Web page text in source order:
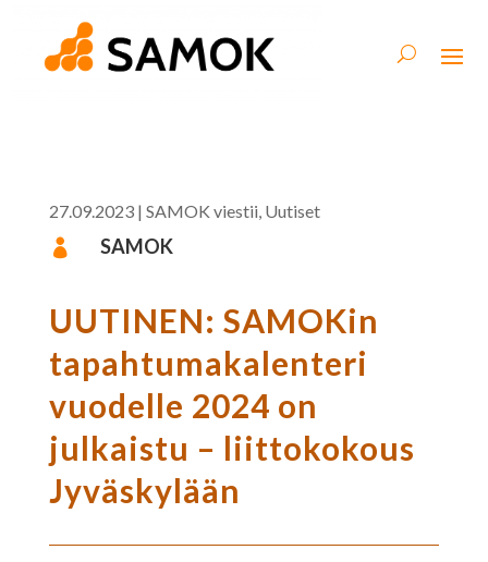
27.09.2023| SAMOK viestii, Uutiset
 SAMOK
UUTINEN: SAMOKin
tapahtumakalenteri
vuodelle 2024 on
julkaistu – liittokokous
Jyväskylään